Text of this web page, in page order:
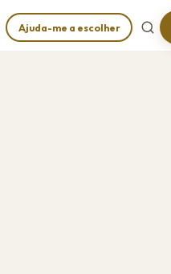
Ajuda-me a escolher